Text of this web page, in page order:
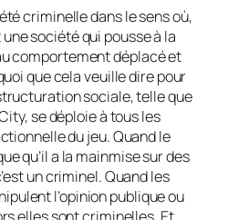
criminelle dans le sens où,
société qui pousse à la
comportement déplacé et
que cela veuille dire pour
sociale, telle que
se déploie à tous les
du jeu. Quand le
qu’il a la mainmise sur des
un criminel. Quand les
l’opinion publique ou